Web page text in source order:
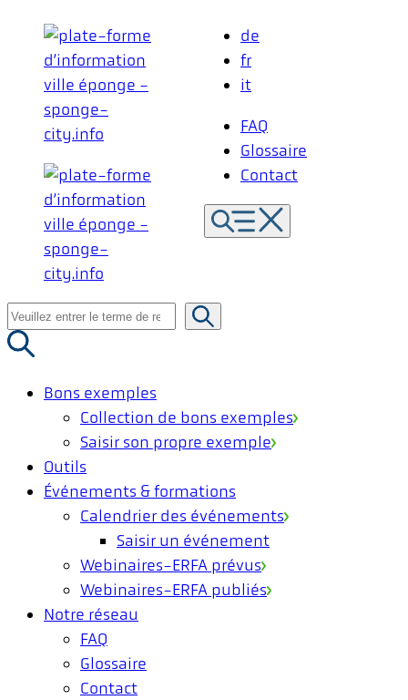
contenu
de
fr
it
FAQ
Glossaire
Contact
Recherche
de
Bons exemples
Collection de bons exemples
Saisir son propre exemple
Outils
Événements & formations
Calendrier des événements
Saisir un événement
Webinaires-ERFA prévus
Webinaires-ERFA publiés
Notre réseau
FAQ
Glossaire
Contact